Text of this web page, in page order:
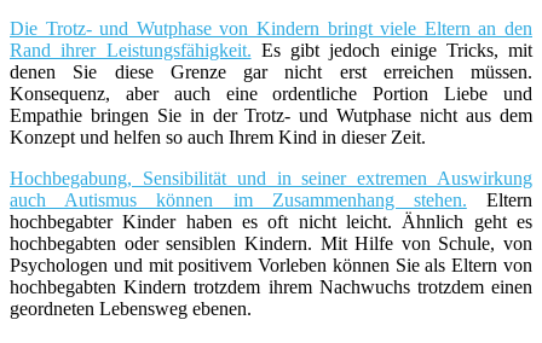
Die Trotz- und Wutphase von Kindern bringt viele Eltern an den
Rand ihrer Leistungsfähigkeit. Es gibt jedoch einige Tricks, mit
denen Sie diese Grenze gar nicht erst erreichen müssen.
Konsequenz, aber auch eine ordentliche Portion Liebe und
Empathie bringen Sie in der Trotz- und Wutphase nicht aus dem
Konzept und helfen so auch Ihrem Kind in dieser Zeit.
Hochbegabung, Sensibilität und in seiner extremen Auswirkung
auch Autismus können im Zusammenhang stehen. Eltern
hochbegabter Kinder haben es oft nicht leicht. Ähnlich geht es
hochbegabten oder sensiblen Kindern. Mit Hilfe von Schule, von
Psychologen und mit positivem Vorleben können Sie als Eltern von
hochbegabten Kindern trotzdem ihrem Nachwuchs trotzdem einen
geordneten Lebensweg ebenen.